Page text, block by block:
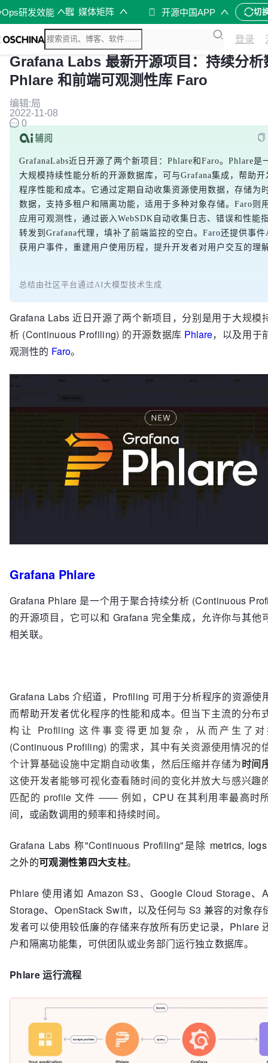
研发效能 媒体矩阵 开源中国APP 切
登录
Grafana Labs 最新开源项目：持续分析
Phlare 和前端可观测性库 Faro
编辑:局
2022-11-08
0
GrafanaLabs近日开源了两个新项目：Phlare和Faro。Phlare是
大规模持续性能分析的开源数据库，可与Grafana集成，帮助开
程序性能和成本。它通过定期自动收集资源使用数据，存储为
数据，支持多租户和隔离功能，适用于多种对象存储。Faro则
应用可观测性，通过嵌入WebSDK自动收集日志、错误和性能
转发到Grafana代理，填补了前端监控的空白。Faro还提供事
获用户事件，重建用户使用历程，提升开发者对用户交互的理
总结由社区平台通过AI大模型技术生成
Grafana Labs 近日开源了两个新项目，分别是用于大规模
析 (Continuous Profiling) 的开源数据库 Phlare，以及用于
观测性的 Faro。
Grafana Phlare
Grafana Phlare 是一个用于聚合持续分析 (Continuous
的开源项目，它可以和 Grafana 完全集成，允许你与其他
相关联。
Grafana Labs 介绍道，Profiling 可用于分析程序的资源使
而帮助开发者优化程序的性能和成本。但当下主流的分布
构让 Profiling 这件事变得更加复杂，从而产生了
(Continuous Profiling) 的需求，其中有关资源使用情况的
个计算基础设施中定期自动收集，然后压缩并存储为时间
这使开发者能够可视化查看随时间的变化并放大与感兴趣
匹配的 profile 文件 —— 例如，CPU 在其利用率最高时
间，或函数调用的频率和持续时间。
Grafana Labs 称"Continuous Profiling"是除 metrics,
之外的可观测性第四大支柱。
Phlare 使用诸如 Amazon S3、Google Cloud Storage、
Storage、OpenStack Swift，以及任何与 S3 兼容的对象存
发者可以使用较低廉的存储来存放所有历史记录，Phlare
户和隔离功能集，可供团队或业务部门运行独立数据库。
Phlare 运行流程